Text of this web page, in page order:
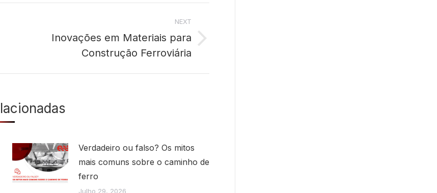
NEXT
Inovações em Materiais para
Construção Ferroviária
Verdadeiro ou falso? Os mitos
mais comuns sobre o caminho de
ferro
Julho 29, 2026